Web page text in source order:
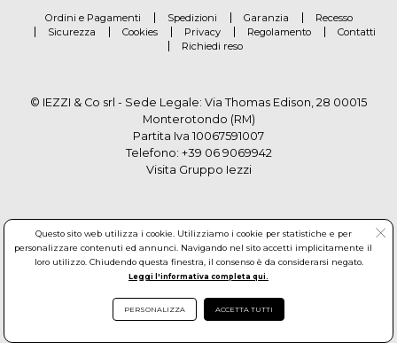
Ordini e Pagamenti Spedizioni Garanzia
Recesso
Sicurezza
Cookies Privacy Regolamento
Contatti
Richiedi reso
© IEZZI & Co srl - Sede Legale: Via Thomas Edison, 28 00015
Monterotondo (RM)
Partita Iva 10067591007
Telefono: +39 06 9069942
Visita Gruppo Iezzi
© Copyright by Gruppo Iezzi. All rights reserved. Powered by
Haitex-Zucchetti
Questo sito web utilizza i cookie. Utilizziamo i cookie per statistiche e per
personalizzare contenuti ed annunci. Navigando nel sito accetti implicitamente il
loro utilizzo. Chiudendo questa finestra, il consenso è da considerarsi negato.
Leggi l'informativa completa qui.
PERSONALIZZA ACCETTA TUTTI